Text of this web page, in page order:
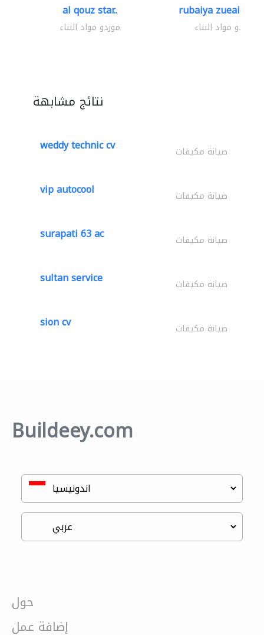
al qouz star..
موردو مواد البناء
rubaiya zueaid
موردو مواد البناء
نتائج مشابهة
weddy technic cv صيانة مكيفات
vip autocool صيانة مكيفات
surapati 63 ac صيانة مكيفات
sultan service صيانة مكيفات
sion cv صيانة مكيفات
Buildeey.com
حول
إضافة عمل